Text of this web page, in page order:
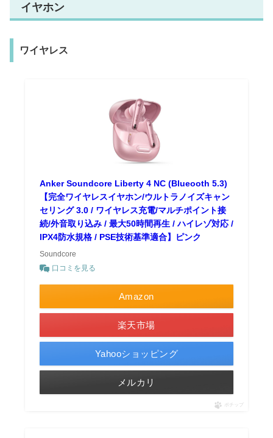
イヤホン
ワイヤレス
Anker Soundcore Liberty 4 NC (Blueooth 5.3)
【完全ワイヤレスイヤホン/ウルトラノイズキャン
セリング 3.0 / ワイヤレス充電/マルチポイント接
続/外音取り込み / 最大50時間再生 / ハイレゾ対応 /
IPX4防水規格 / PSE技術基準適合】ピンク
Soundcore
口コミを見る
Amazon
楽天市場
Yahooショッピング
メルカリ
ポチップ